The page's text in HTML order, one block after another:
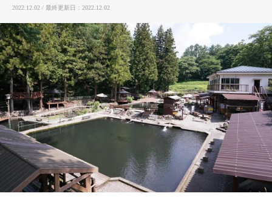
2022.12.02 / 最終更新日：2022.12.02